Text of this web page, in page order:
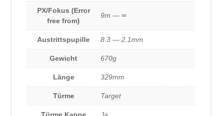
PX/Fokus (Error
free from)
9m — ∞
Austrittspupille 8.3 — 2.1mm
Gewicht 670g
Länge 329mm
Türme Target